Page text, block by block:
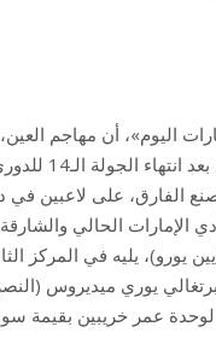
اليوم»، أن مهاجم العين،
الفارق، على لاعبين في
الإمارات الحالي
يورو)، يليه في المركز
يوري ميديروس
خريبين بقيمة سوقية 5.4 ملايين